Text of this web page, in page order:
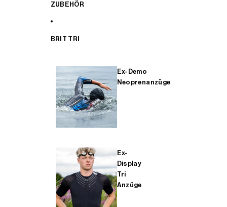
ZUBEHÖR
BRIT TRI
Ex-Demo
Neoprenanzüge
Ex-
Display
Tri
Anzüge